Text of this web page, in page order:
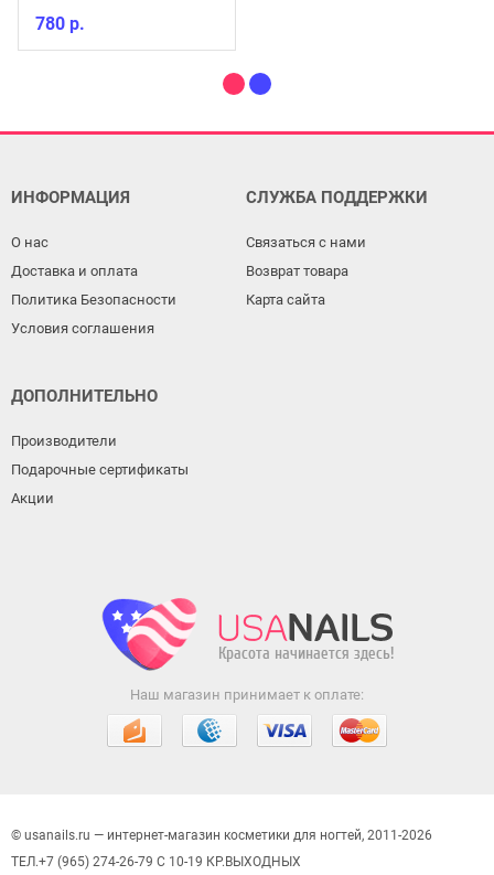
780 р.
ИНФОРМАЦИЯ
О нас
Доставка и оплата
Политика Безопасности
Условия соглашения
СЛУЖБА ПОДДЕРЖКИ
Связаться с нами
Возврат товара
Карта сайта
ДОПОЛНИТЕЛЬНО
Производители
Подарочные сертификаты
Акции
Наш магазин принимает к оплате:
© usanails.ru — интернет-магазин косметики для ногтей, 2011-2026
ТЕЛ.+7 (965) 274-26-79 С 10-19 КР.ВЫХОДНЫХ